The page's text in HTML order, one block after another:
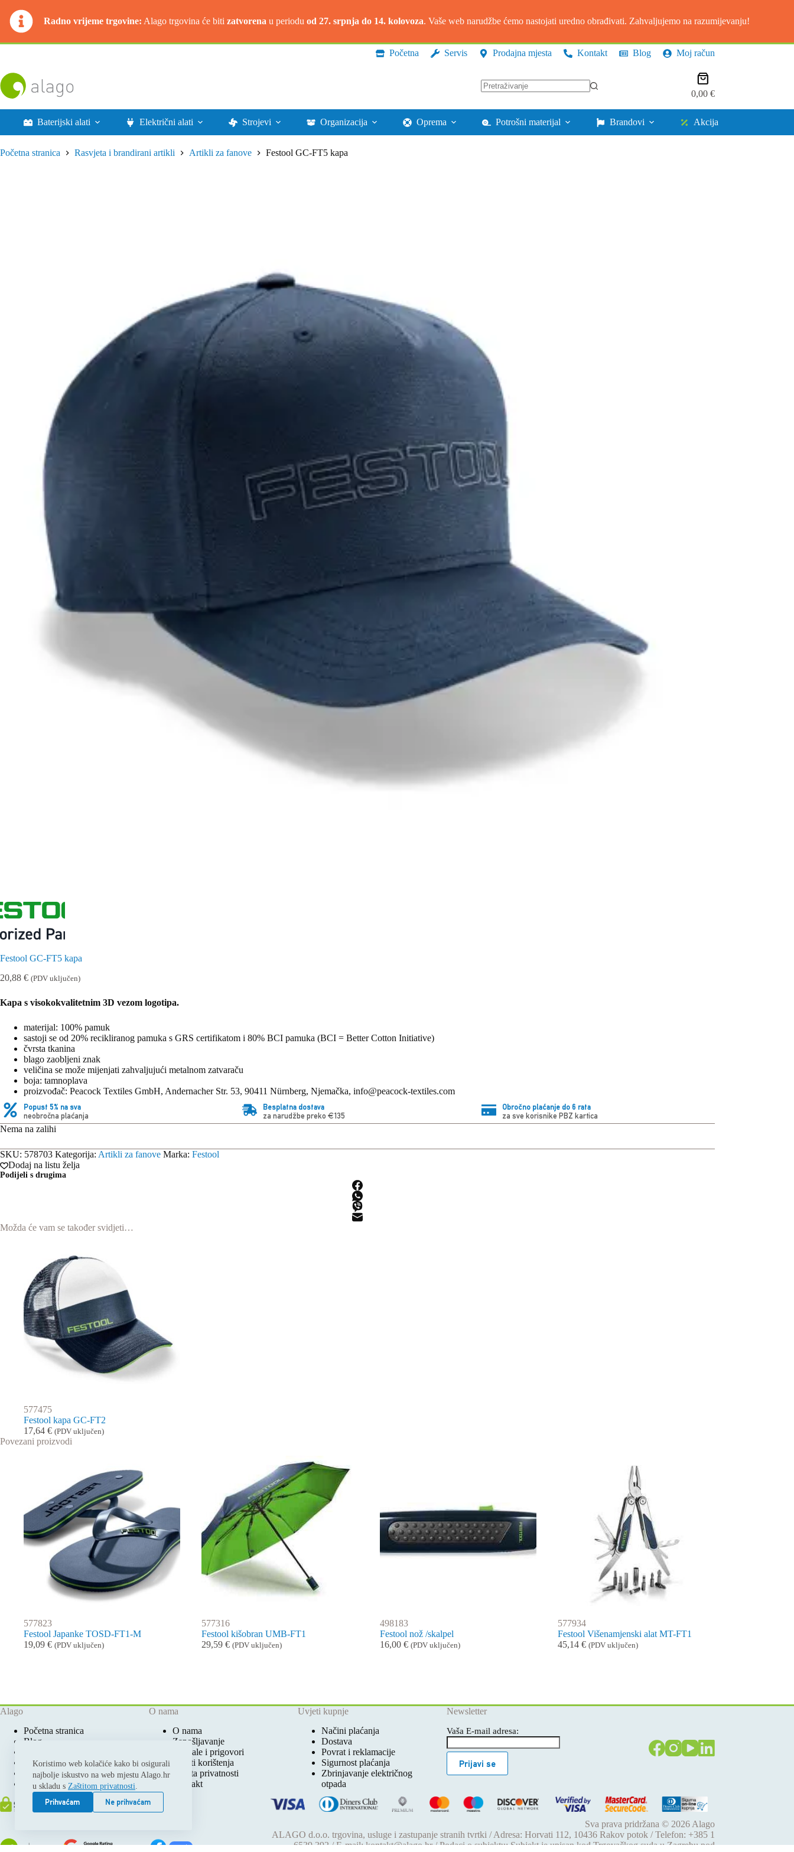
Radno vrijeme trgovine: Alago trgovina će biti zatvorena u periodu od 27. srpnja do 14. kolovoza. Vaše web narudžbe ćemo nastojati uredno obrađivati. Zahvaljujemo na razumijevanju!
Preskoči
Koristimo web kolačiće kako bi osigurali
najbolje iskustvo na web mjestu Alago.hr
u skladu s Zaštitom privatnosti.
Prihvaćam
Ne prihvaćam
Početna Servis Prodajna mjesta Kontakt Blog Moj račun
rezultata.
Košarica
0,00 €
Baterijski alati Električni alati Strojevi Organizacija Oprema Potrošni materijal Brandovi Akcija
Početna stranica Rasvjeta i brandirani artikli Artikli za fanove Festool GC-FT5 kapa
Festool GC-FT5 kapa
20,88 € (PDV uključen)
Kapa s visokokvalitetnim 3D vezom logotipa.
materijal: 100% pamuk
sastoji se od 20% recikliranog pamuka s GRS certifikatom i 80% BCI pamuka (BCI = Better Cotton Initiative)
čvrsta tkanina
blago zaobljeni znak
veličina se može mijenjati zahvaljujući metalnom zatvaraču
boja: tamnoplava
proizvođač: Peacock Textiles GmbH, Andernacher Str. 53, 90411 Nürnberg, Njemačka, info@peacock-textiles.com
Popust 5% na sva
neobročna plaćanja
Besplatna dostava
za narudžbe preko €135
Obročno plaćanje do 6 rata
za sve korisnike PBZ kartica
Nema na zalihi
SKU: 578703 Kategorija: Artikli za fanove Marka: Festool
Dodaj na listu želja
Podijeli s drugima
Možda će vam se također svidjeti…
577475
Festool kapa GC-FT2
17,64 € (PDV uključen)
Povezani proizvodi
577823
Festool Japanke TOSD-FT1-M
19,09 € (PDV uključen)
577316
Festool kišobran UMB-FT1
29,59€ (PDV uključen)
498183
Festool nož /skalpel
16,00 € (PDV uključen)
577934
Festool Višenamjenski alat MT-FT1
45,14€ (PDV uključen)
Alago
Početna stranica
Blog
Prodajna mjesta
Katalozi i cjenici
Moj račun
O nama
O nama
Zapošljavanje
Pohvale i prigovori
Uvjeti korištenja
Zaštita privatnosti
Kontakt
Uvjeti kupnje
Načini plaćanja
Dostava
Povrat i reklamacije
Sigurnost plaćanja
Zbrinjavanje električnog
otpada
Newsletter
Vaša E-mail adresa:
Prijavi se
Sva prava pridržana © 2026 Alago
ALAGO d.o.o. trgovina, usluge i zastupanje stranih tvrtki / Adresa: Horvati 112, 10436 Rakov potok / Telefon: +385 1
6539 392 / E-mail: kontakt@alago.hr / Podaci o subjektu: Subjekt je upisan kod Trgovačkog suda u Zagrebu pod